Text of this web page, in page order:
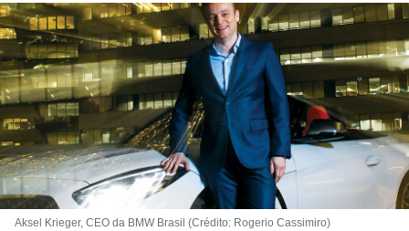
Aksel Krieger, CEO da BMW Brasil (Crédito: Rogerio Cassimiro)